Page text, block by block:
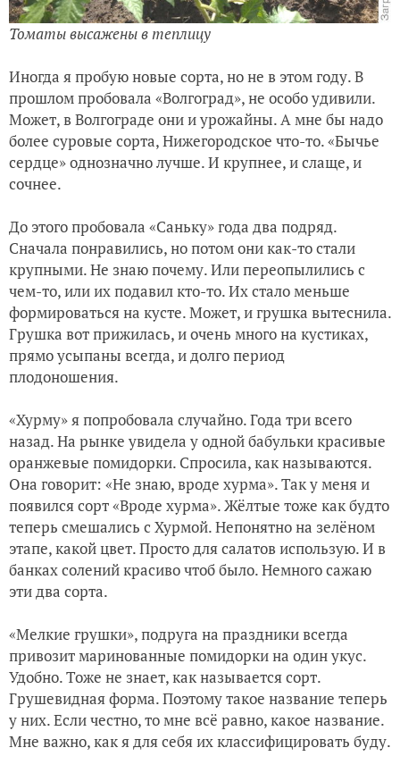
Томаты высажены в теплицу
Иногда я пробую новые сорта, но не в этом году. В
прошлом пробовала «Волгоград», не особо удивили.
Может, в Волгограде они и урожайны. А мне бы надо
более суровые сорта, Нижегородское что-то. «Бычье
сердце» однозначно лучше. И крупнее, и слаще, и
сочнее.
До этого пробовала «Саньку» года два подряд.
Сначала понравились, но потом они как-то стали
крупными. Не знаю почему. Или переопылились с
чем-то, или их подавил кто-то. Их стало меньше
формироваться на кусте. Может, и грушка вытеснила.
Грушка вот прижилась, и очень много на кустиках,
прямо усыпаны всегда, и долго период
плодоношения.
«Хурму» я попробовала случайно. Года три всего
назад. На рынке увидела у одной бабульки красивые
оранжевые помидорки. Спросила, как называются.
Она говорит: «Не знаю, вроде хурма». Так у меня и
появился сорт «Вроде хурма». Жёлтые тоже как будто
теперь смешались с Хурмой. Непонятно на зелёном
этапе, какой цвет. Просто для салатов использую. И в
банках солений красиво чтоб было. Немного сажаю
эти два сорта.
«Мелкие грушки», подруга на праздники всегда
привозит маринованные помидорки на один укус.
Удобно. Тоже не знает, как называется сорт.
Грушевидная форма. Поэтому такое название теперь
у них. Если честно, то мне всё равно, какое название.
Мне важно, как я для себя их классифицировать буду.